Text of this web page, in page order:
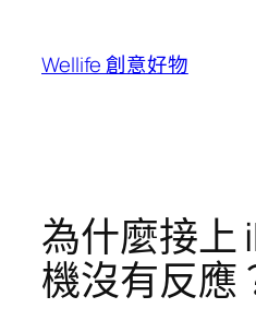
Wellife 創意好物
為什麼接上
機沒有反應